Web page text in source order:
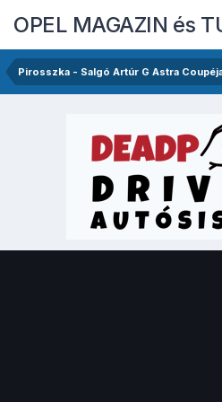
OPEL MAGAZIN és
Pirosszka - Salgó Artúr G Astra